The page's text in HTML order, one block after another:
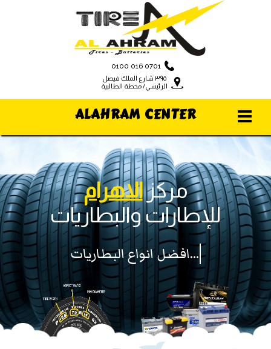
0100 016 0701
٣٩٥ شارع الملك فيصل
الرئيسي/ محطة الطالبية
افضل انواع البطاريات...
مركزالاهرام
للإطارات والبطاريات
ALAHRAM CENTER